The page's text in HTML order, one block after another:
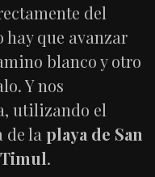
del
que avanzar
blanco y otro
Y nos
utilizando el
de la playa de San
Timul.